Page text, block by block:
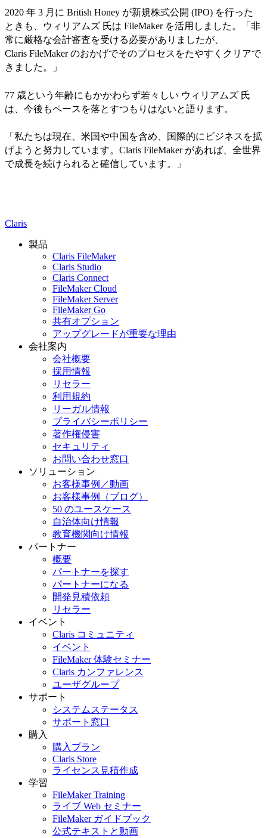
2020 年 3 月に British Honey が新規株式公開 (IPO) を行った
ときも、ウィリアムズ 氏は FileMaker を活用しました。「非
常に厳格な会計審査を受ける必要がありましたが、
Claris FileMaker のおかげでそのプロセスをたやすくクリアで
きました。」
77 歳という年齢にもかかわらず若々しい ウィリアムズ 氏
は、今後もペースを落とすつもりはないと語ります。
「私たちは現在、米国や中国を含め、国際的にビジネスを拡
げようと努力しています。Claris FileMaker があれば、全世界
で成長を続けられると確信しています。」
Claris
製品
Claris FileMaker
Claris Studio
Claris Connect
FileMaker Cloud
FileMaker Server
FileMaker Go
共有オプション
アップグレードが重要な理由
会社案内
会社概要
採用情報
リセラー
利用規約
リーガル情報
プライバシーポリシー
著作権侵害
セキュリティ
お問い合わせ窓口
ソリューション
お客様事例／動画
お客様事例（ブログ）
50 のユースケース
自治体向け情報
教育機関向け情報
パートナー
概要
パートナーを探す
パートナーになる
開発見積依頼
リセラー
イベント
Claris コミュニティ
イベント
FileMaker 体験セミナー
Claris カンファレンス
ユーザグループ
サポート
システムステータス
サポート窓口
購入
購入プラン
Claris Store
ライセンス見積作成
学習
FileMaker Training
ライブ Web セミナー
FileMaker ガイドブック
公式テキストと動画